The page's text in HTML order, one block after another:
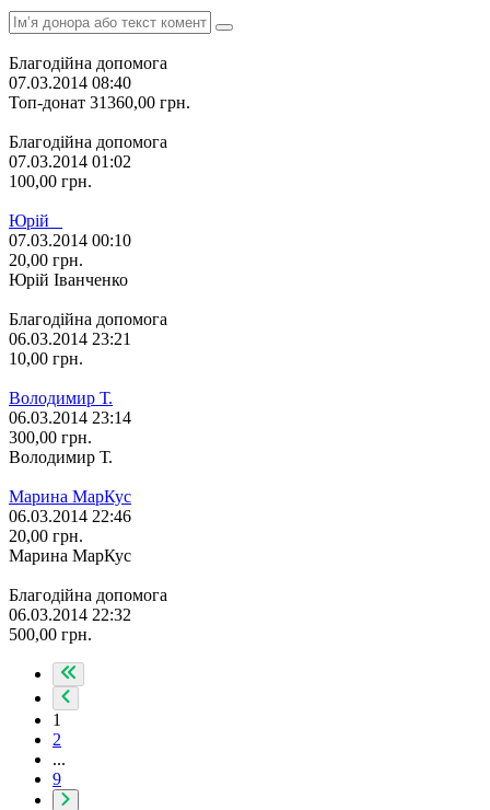
Благодійна допомога
07.03.2014 08:40
Топ-донат 31360,00 грн.
Благодійна допомога
07.03.2014 01:02
100,00 грн.
Юрій _
07.03.2014 00:10
20,00 грн.
Юрій Іванченко
Благодійна допомога
06.03.2014 23:21
10,00 грн.
Володимир Т.
06.03.2014 23:14
300,00 грн.
Володимир Т.
Марина МарКус
06.03.2014 22:46
20,00 грн.
Марина МарКус
Благодійна допомога
06.03.2014 22:32
500,00 грн.
1
2
...
9